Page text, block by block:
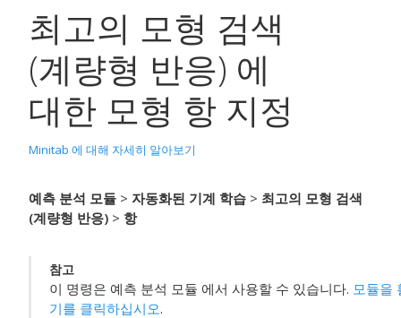
최고의 모형 검색
(계량형 반응) 에
대한 모형 항 지정
Minitab 에 대해 자세히 알아보기
예측 분석 모듈 > 자동화된 기계 학습 > 최고의 모형 검색
(계량형 반응) > 항
참고
이 명령은 예측 분석 모듈 에서 사용할 수 있습니다. 모듈을
기를 클릭하십시오.